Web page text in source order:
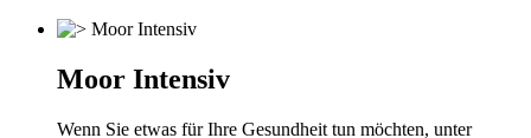
Moor Intensiv
Wenn Sie etwas für Ihre Gesundheit tun möchten, unter